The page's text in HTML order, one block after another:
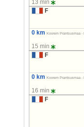
13 min
F
0 km
Koorem Prantsusmaa -
15 min
F
0 km
Koorem Prantsusmaa -
16 min
F